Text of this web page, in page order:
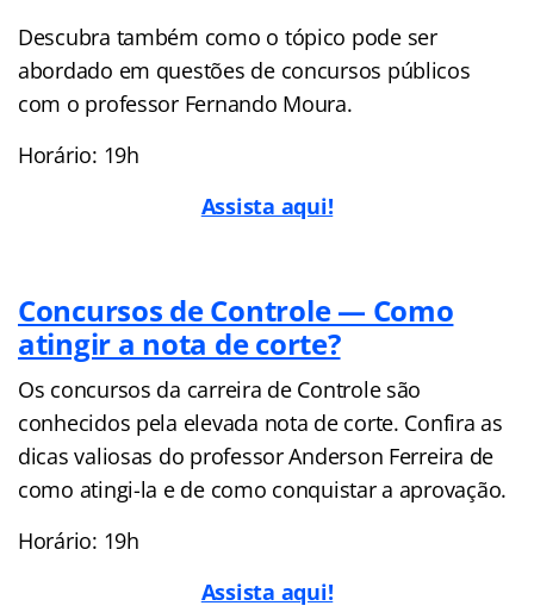
Descubra também como o tópico pode ser
abordado em questões de concursos públicos
com o professor Fernando Moura.
Horário: 19h
Assista aqui!
Concursos de Controle — Como
atingir a nota de corte?
Os concursos da carreira de Controle são
conhecidos pela elevada nota de corte. Confira as
dicas valiosas do professor Anderson Ferreira de
como atingi-la e de como conquistar a aprovação.
Horário: 19h
Assista aqui!